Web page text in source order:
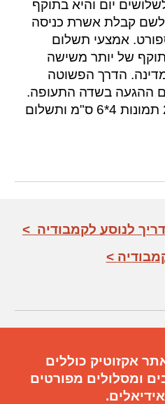
יום והיא בתוקף
קבלת אשרת כניסה
אמצעי תשלום
של יותר משישה
הדרך הפשוטה
ההגעה בשדה התעופה.
נדרש להציג פספורט, 2 תמונות 4*6 ס"מ ותשלום
לנוסע לקמבודיה
אקזוטיק כוללים
ומסלולים מפורטים
אידיאלים.